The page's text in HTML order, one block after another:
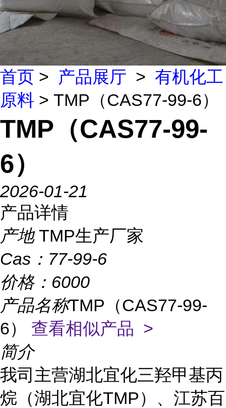
首页 > 产品展厅 > 有机化工
原料 > TMP（CAS77-99-6）
TMP（CAS77-99-
6）
2026-01-21
产品详情
产地 TMP生产厂家
Cas： 77-99-6
价格： 6000
产品名称TMP（CAS77-99-
6） 查看相似产品 >
简介
我司主营湖北宜化三羟甲基丙
烷（湖北宜化TMP）、江苏百